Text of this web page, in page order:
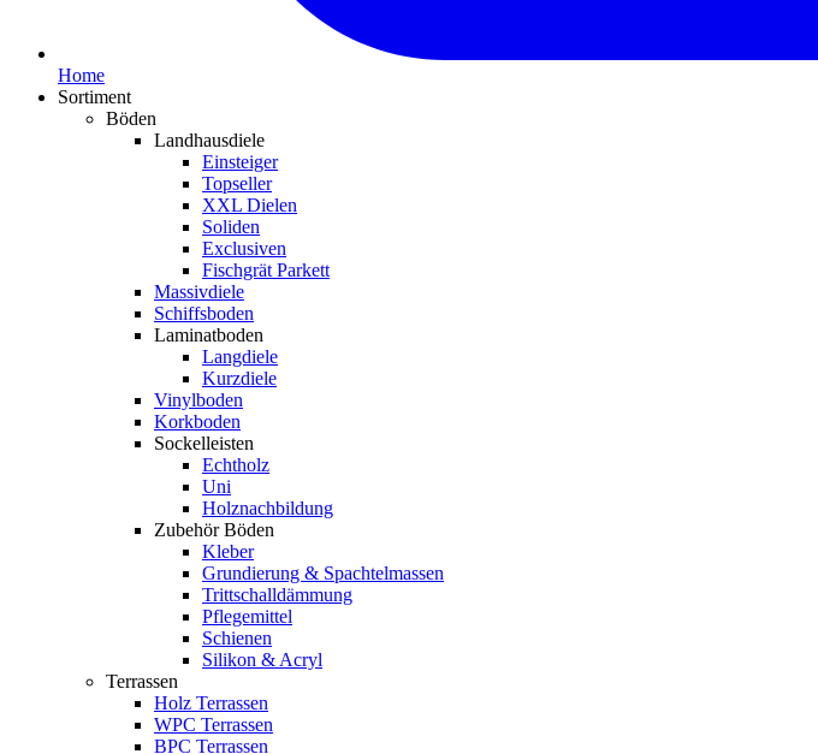
Home
Sortiment
Böden
Landhausdiele
Einsteiger
Topseller
XXL Dielen
Soliden
Exclusiven
Fischgrät Parkett
Massivdiele
Schiffsboden
Laminatboden
Langdiele
Kurzdiele
Vinylboden
Korkboden
Sockelleisten
Echtholz
Uni
Holznachbildung
Zubehör Böden
Kleber
Grundierung & Spachtelmassen
Trittschalldämmung
Pflegemittel
Schienen
Silikon & Acryl
Terrassen
Holz Terrassen
WPC Terrassen
BPC Terrassen